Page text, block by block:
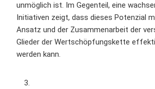
unmöglich ist. Im Gegenteil, eine
Initiativen zeigt, dass dieses Potenzial
Ansatz und der Zusammenarbeit der
Glieder der Wertschöpfungskette
werden kann.